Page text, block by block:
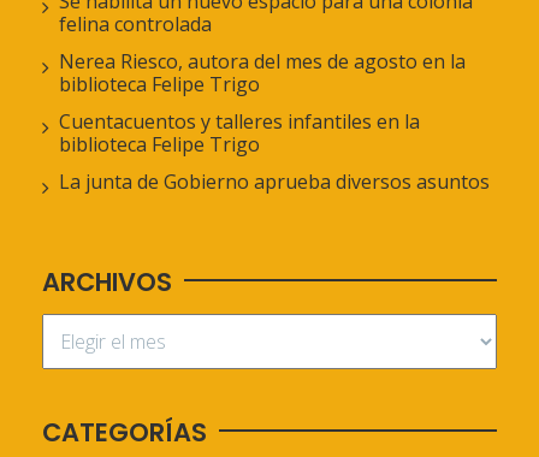
felina controlada
Nerea Riesco, autora del mes de agosto en la
biblioteca Felipe Trigo
Cuentacuentos y talleres infantiles en la
biblioteca Felipe Trigo
La junta de Gobierno aprueba diversos asuntos
ARCHIVOS
CATEGORÍAS